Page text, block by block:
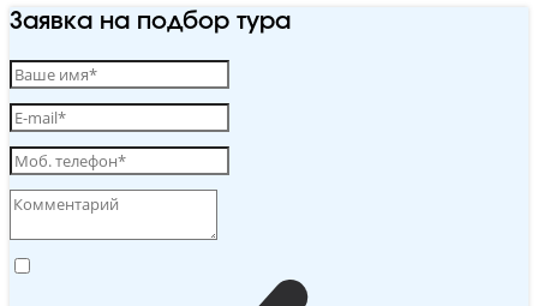
Заявка на подбор тура